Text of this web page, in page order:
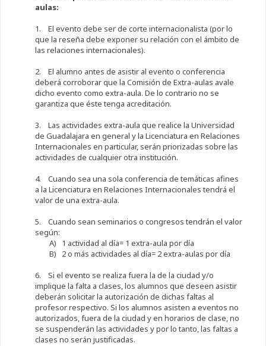
aulas:
1. El evento debe ser de corte internacionalista (por lo
que la reseña debe exponer su relación con el ámbito de
las relaciones internacionales).
2. El alumno antes de asistir al evento o conferencia
deberá corroborar que la Comisión de Extra-aulas avale
dicho evento como extra-aula. De lo contrario no se
garantiza que éste tenga acreditación.
3. Las actividades extra-aula que realice la Universidad
de Guadalajara en general y la Licenciatura en Relaciones
Internacionales en particular, serán priorizadas sobre las
actividades de cualquier otra institución.
4. Cuando sea una sola conferencia de temáticas afines
a la Licenciatura en Relaciones Internacionales tendrá el
valor de una extra-aula.
5. Cuando sean seminarios o congresos tendrán el valor
según:
A) 1 actividad al día= 1 extra-aula por día
B) 2 o más actividades al día= 2 extra-aulas por día
6. Si el evento se realiza fuera la de la ciudad y/o
implique la falta a clases, los alumnos que deseen asistir
deberán solicitar la autorización de dichas faltas al
profesor respectivo. Si los alumnos asisten a eventos no
autorizados, fuera de la ciudad y en horarios de clase, no
se suspenderán las actividades y por lo tanto, las faltas a
clases no serán justificadas.